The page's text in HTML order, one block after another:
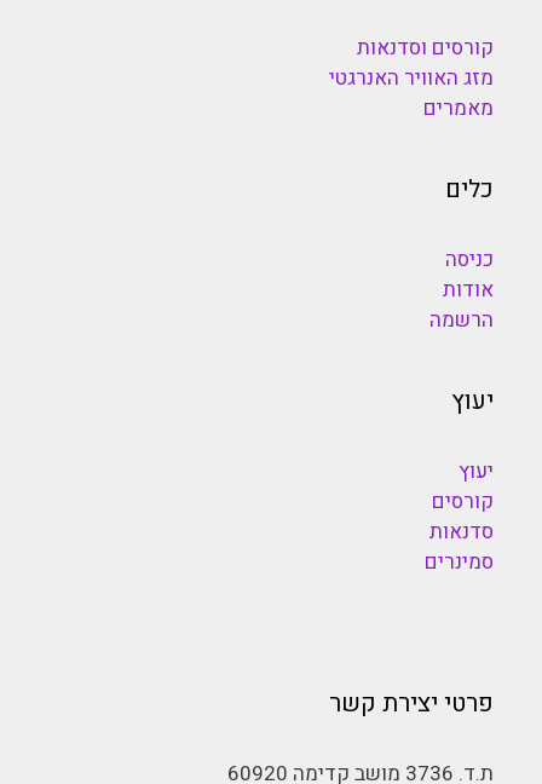
קורסים וסדנאות
מזג האוויר האנרגטי
מאמרים
כלים
כניסה
אודות
הרשמה
יעוץ
יעוץ
קורסים
סדנאות
סמינרים
פרטי יצירת קשר
ת.ד. 3736 מושב קדימה 60920